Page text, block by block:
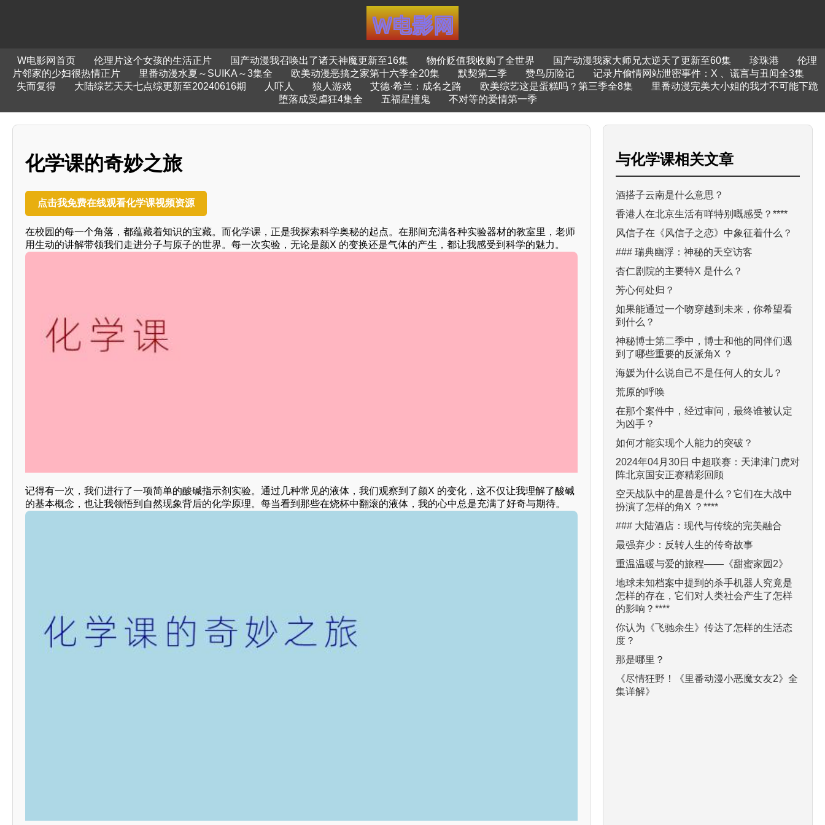
W电影网首页 伦理片这个女孩的生活正片 国产动漫我召唤出了诸天神魔更新至16集 物价贬值我收购了全世界 国产动漫我家大师兄太逆天了更新至60集 珍珠港
伦理
片邻家的少妇很热情正片
里番动漫水夏～SUIKA～3集全 欧美动漫恶搞之家第十六季全20集 默契第二季 赞鸟历险记
记录片偷情网站泄密事件：X 、谎言与丑闻全3集
失而复得
大陆综艺天天七点综更新至20240616期 人吓人 狼人游戏 艾德·希兰：成名之路 欧美综艺这是蛋糕吗？第三季全8集
里番动漫完美大小姐的我才不可能下跪
堕落成受虐狂4集全
五福星撞鬼 不对等的爱情第一季
化学课的奇妙之旅
点击我免费在线观看化学课视频资源
在校园的每一个角落，都蕴藏着知识的宝藏。而化学课，正是我探索科学奥秘的起点。在那间充满各种实验器材的教室里，老师
用生动的讲解带领我们走进分子与原子的世界。每一次实验，无论是颜X 的变换还是气体的产生，都让我感受到科学的魅力。
记得有一次，我们进行了一项简单的酸碱指示剂实验。通过几种常见的液体，我们观察到了颜X 的变化，这不仅让我理解了酸碱
的基本概念，也让我领悟到自然现象背后的化学原理。每当看到那些在烧杯中翻滚的液体，我的心中总是充满了好奇与期待。
与化学课相关文章
酒搭子云南是什么意思？
香港人在北京生活有咩特别嘅感受？****
风信子在《风信子之恋》中象征着什么？
### 瑞典幽浮：神秘的天空访客
杏仁剧院的主要特X 是什么？
芳心何处归？
如果能通过一个吻穿越到未来，你希望看
到什么？
神秘博士第二季中，博士和他的同伴们遇
到了哪些重要的反派角X ？
海媛为什么说自己不是任何人的女儿？
荒原的呼唤
在那个案件中，经过审问，最终谁被认定
为凶手？
如何才能实现个人能力的突破？
2024年04月30日 中超联赛：天津津门虎对
阵北京国安正赛精彩回顾
空天战队中的星兽是什么？它们在大战中
扮演了怎样的角X ？****
### 大陆酒店：现代与传统的完美融合
最强弃少：反转人生的传奇故事
重温温暖与爱的旅程——《甜蜜家园2》
地球未知档案中提到的杀手机器人究竟是
怎样的存在，它们对人类社会产生了怎样
的影响？****
你认为《飞驰余生》传达了怎样的生活态
度？
那是哪里？
《尽情狂野！《里番动漫小恶魔女友2》全
集详解》